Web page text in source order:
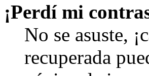
¡Perdí mi
No se asuste,
recuperada